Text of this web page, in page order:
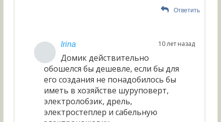
Ответить
Irina 10 лет назад
Домик действительно
обошелся бы дешевле, если бы для
его создания не понадобилось бы
иметь в хозяйстве шуруповерт,
электролобзик, дрель,
электростеплер и сабельную